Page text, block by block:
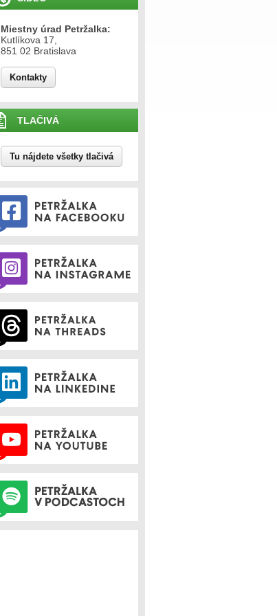
Miestny úrad Petržalka:
Kutlíkova 17,
851 02 Bratislava
Kontakty
TLAČIVÁ
Tu nájdete všetky tlačivá